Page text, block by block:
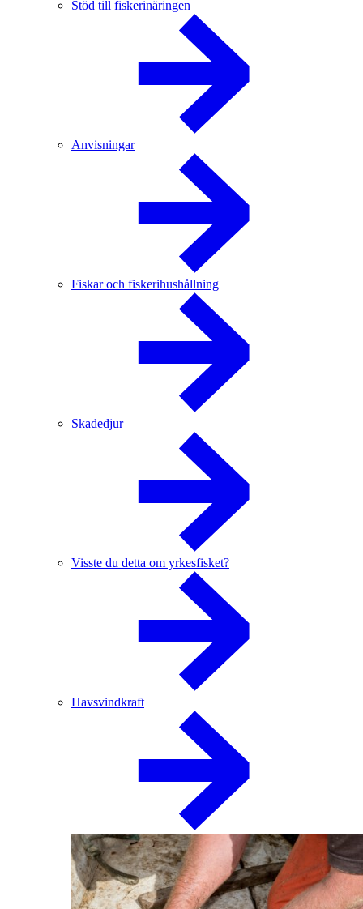
Stöd till fiskerinäringen
Anvisningar
Fiskar och fiskerihushållning
Skadedjur
Visste du detta om yrkesfisket?
Havsvindkraft